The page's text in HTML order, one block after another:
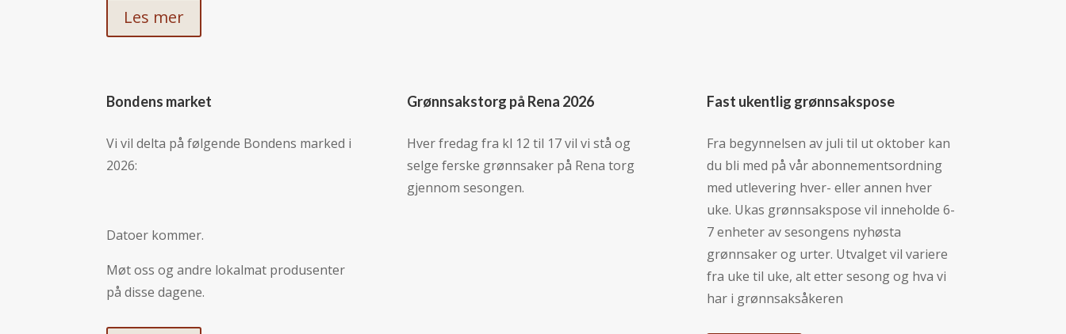
Les mer
Bondens market
Vi vil delta på følgende Bondens marked i
2026:
Datoer kommer.
Møt oss og andre lokalmat produsenter
på disse dagene.
Grønnsakstorg på Rena 2026
Hver fredag fra kl 12 til 17 vil vi stå og
selge ferske grønnsaker på Rena torg
gjennom sesongen.
Fast ukentlig grønnsakspose
Fra begynnelsen av juli til ut oktober kan
du bli med på vår abonnementsordning
med utlevering hver- eller annen hver
uke. Ukas grønnsakspose vil inneholde 6-
7 enheter av sesongens nyhøsta
grønnsaker og urter. Utvalget vil variere
fra uke til uke, alt etter sesong og hva vi
har i grønnsaksåkeren